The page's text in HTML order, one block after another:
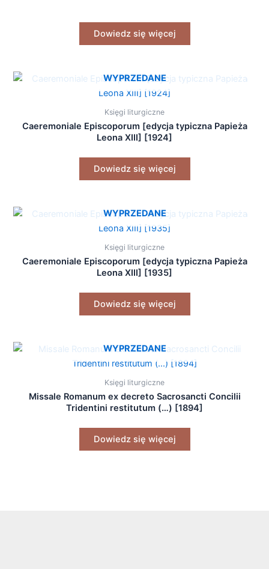
Dowiedz się więcej
WYPRZEDANE
Księgi liturgiczne
Caeremoniale Episcoporum [edycja typiczna Papieża
Leona XIII] [1924]
Dowiedz się więcej
WYPRZEDANE
Księgi liturgiczne
Caeremoniale Episcoporum [edycja typiczna Papieża
Leona XIII] [1935]
Dowiedz się więcej
WYPRZEDANE
Księgi liturgiczne
Missale Romanum ex decreto Sacrosancti Concilii
Tridentini restitutum (…) [1894]
Dowiedz się więcej